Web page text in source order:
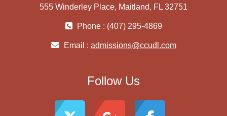
555 Winderley Place, Maitland, FL 32751
Phone : (407) 295-4869
Email : admissions@ccudl.com
Follow Us